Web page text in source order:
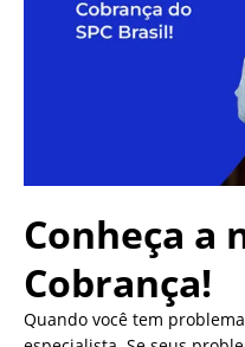
Conheça a
Cobrança!
Quando você tem